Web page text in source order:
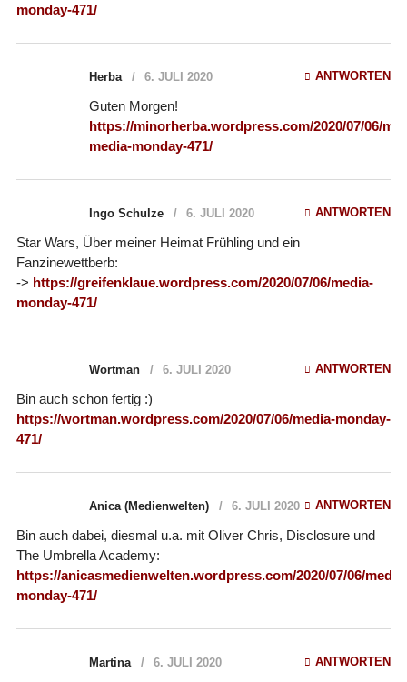
monday-471/
Herba 6. JULI 2020 ANTWORTEN
Guten Morgen!
https://minorherba.wordpress.com/2020/07/06/medienjournal-
media-monday-471/
Ingo Schulze 6. JULI 2020 ANTWORTEN
Star Wars, Über meiner Heimat Frühling und ein
Fanzinewettberb:
-> https://greifenklaue.wordpress.com/2020/07/06/media-
monday-471/
Wortman 6. JULI 2020 ANTWORTEN
Bin auch schon fertig :)
https://wortman.wordpress.com/2020/07/06/media-monday-
471/
Anica (Medienwelten) 6. JULI 2020 ANTWORTEN
Bin auch dabei, diesmal u.a. mit Oliver Chris, Disclosure und
The Umbrella Academy:
https://anicasmedienwelten.wordpress.com/2020/07/06/media-
monday-471/
Martina 6. JULI 2020 ANTWORTEN